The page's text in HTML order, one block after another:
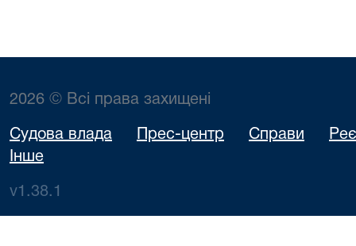
2026 © Всі права захищені
Судова влада Прес-центр Справи
Інше
v1.38.1